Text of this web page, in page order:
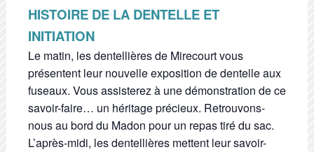
HISTOIRE DE LA DENTELLE ET
INITIATION
Le matin, les dentellières de Mirecourt vous
présentent leur nouvelle exposition de dentelle aux
fuseaux. Vous assisterez à une démonstration de ce
savoir-faire… un héritage précieux. Retrouvons-
nous au bord du Madon pour un repas tiré du sac.
L’après-midi, les dentellières mettent leur savoir-